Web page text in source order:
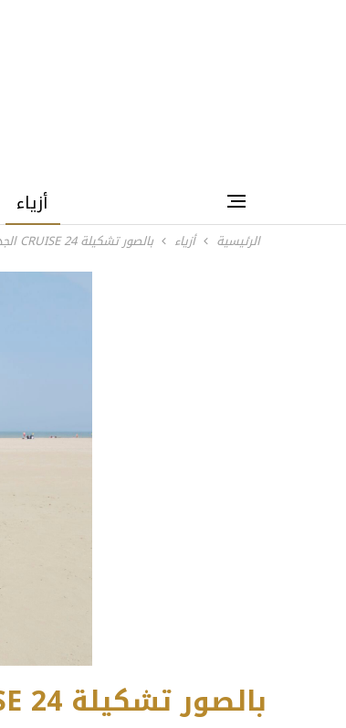
أزياء
الرئيسية أزياء بالصور تشكيلة CRUISE 24 الجديدة من VILEBREQUIN
بالصور تشكيلة CRUISE 24 الجديدة من VILEBREQUIN